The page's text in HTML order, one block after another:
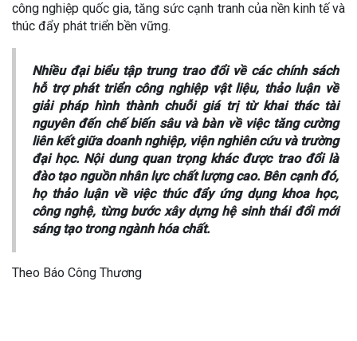
công nghiệp quốc gia, tăng sức cạnh tranh của nền kinh tế và
thúc đẩy phát triển bền vững.
Nhiều đại biểu tập trung trao đổi về các chính sách
hỗ trợ phát triển công nghiệp vật liệu, thảo luận về
giải pháp hình thành chuỗi giá trị từ khai thác tài
nguyên đến chế biến sâu và bàn về việc tăng cường
liên kết giữa doanh nghiệp, viện nghiên cứu và trường
đại học. Nội dung quan trọng khác được trao đổi là
đào tạo nguồn nhân lực chất lượng cao. Bên cạnh đó,
họ thảo luận về việc thúc đẩy ứng dụng khoa học,
công nghệ, từng bước xây dựng hệ sinh thái đổi mới
sáng tạo trong ngành hóa chất.
Theo Báo Công Thương